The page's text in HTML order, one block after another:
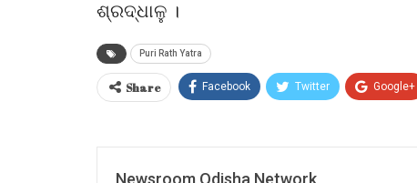
ଶ୍ରଦ୍ଧାଳୁ ।
Puri Rath Yatra
Share Facebook Twitter Google+
Newsroom Odisha Network